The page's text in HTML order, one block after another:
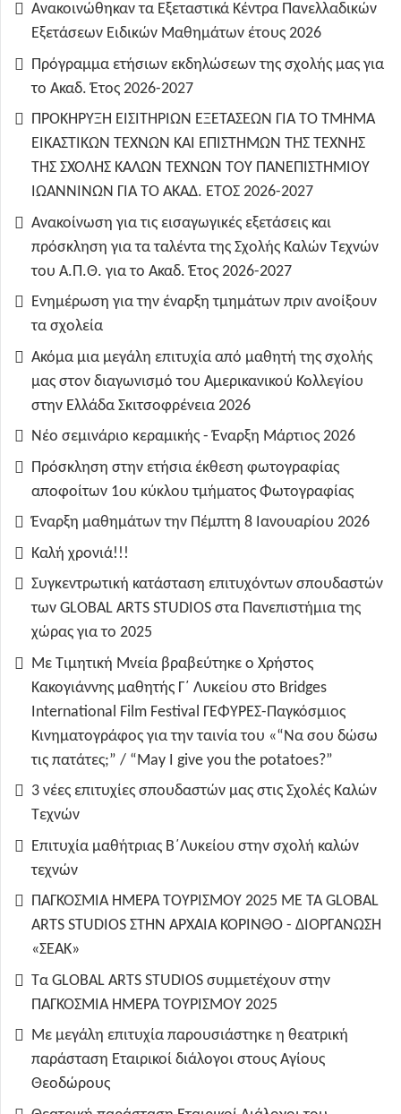
Ανακοινώθηκαν τα Εξεταστικά Κέντρα Πανελλαδικών
Εξετάσεων Ειδικών Μαθημάτων έτους 2026
Πρόγραμμα ετήσιων εκδηλώσεων της σχολής μας για
το Ακαδ. Έτος 2026-2027
ΠΡΟΚΗΡΥΞΗ ΕΙΣΙΤΗΡΙΩΝ ΕΞΕΤΑΣΕΩΝ ΓΙΑ ΤO TMHMA
ΕΙΚΑΣΤΙΚΩΝ ΤΕΧΝΩΝ ΚΑΙ ΕΠΙΣΤΗΜΩΝ ΤΗΣ ΤΕΧΝΗΣ
ΤΗΣ ΣΧΟΛΗΣ ΚΑΛΩΝ ΤΕΧΝΩΝ ΤΟΥ ΠΑΝΕΠΙΣΤΗΜΙΟΥ
ΙΩΑΝΝΙΝΩΝ ΓΙΑ ΤΟ ΑΚΑΔ. ΕΤΟΣ 2026-2027
Ανακοίνωση για τις εισαγωγικές εξετάσεις και
πρόσκληση για τα ταλέντα της Σχολής Καλών Τεχνών
του Α.Π.Θ. για το Ακαδ. Έτος 2026-2027
Ενημέρωση για την έναρξη τμημάτων πριν ανοίξουν
τα σχολεία
Ακόμα μια μεγάλη επιτυχία από μαθητή της σχολής
μας στον διαγωνισμό του Αμερικανικού Κολλεγίου
στην Ελλάδα Σκιτσοφρένεια 2026
Νέο σεμινάριο κεραμικής - Έναρξη Μάρτιος 2026
Πρόσκληση στην ετήσια έκθεση φωτογραφίας
αποφοίτων 1ου κύκλου τμήματος Φωτογραφίας
Έναρξη μαθημάτων την Πέμπτη 8 Ιανουαρίου 2026
Καλή χρονιά!!!
Συγκεντρωτική κατάσταση επιτυχόντων σπουδαστών
των GLOBAL ARTS STUDIOS στα Πανεπιστήμια της
χώρας για το 2025
Με Τιμητική Μνεία βραβεύτηκε ο Χρήστος
Κακογιάννης μαθητής Γ΄ Λυκείου στο Bridges
International Film Festival ΓΕΦΥΡΕΣ-Παγκόσμιος
Κινηματογράφος για την ταινία του «“Να σου δώσω
τις πατάτες;” / “May I give you the potatoes?”
3 νέες επιτυχίες σπουδαστών μας στις Σχολές Καλών
Τεχνών
Επιτυχία μαθήτριας Β΄Λυκείου στην σχολή καλών
τεχνών
ΠΑΓΚΟΣΜΙΑ ΗΜΕΡΑ ΤΟΥΡΙΣΜΟΥ 2025 ΜΕ ΤΑ GLOBAL
ARTS STUDIOS ΣΤΗΝ ΑΡΧΑΙΑ ΚΟΡΙΝΘΟ - ΔΙΟΡΓΑΝΩΣΗ
«ΣΕΑΚ»
Τα GLOBAL ARTS STUDIOS συμμετέχουν στην
ΠΑΓΚΟΣΜΙΑ ΗΜΕΡΑ ΤΟΥΡΙΣΜΟΥ 2025
Με μεγάλη επιτυχία παρουσιάστηκε η θεατρική
παράσταση Εταιρικοί διάλογοι στους Αγίους
Θεοδώρους